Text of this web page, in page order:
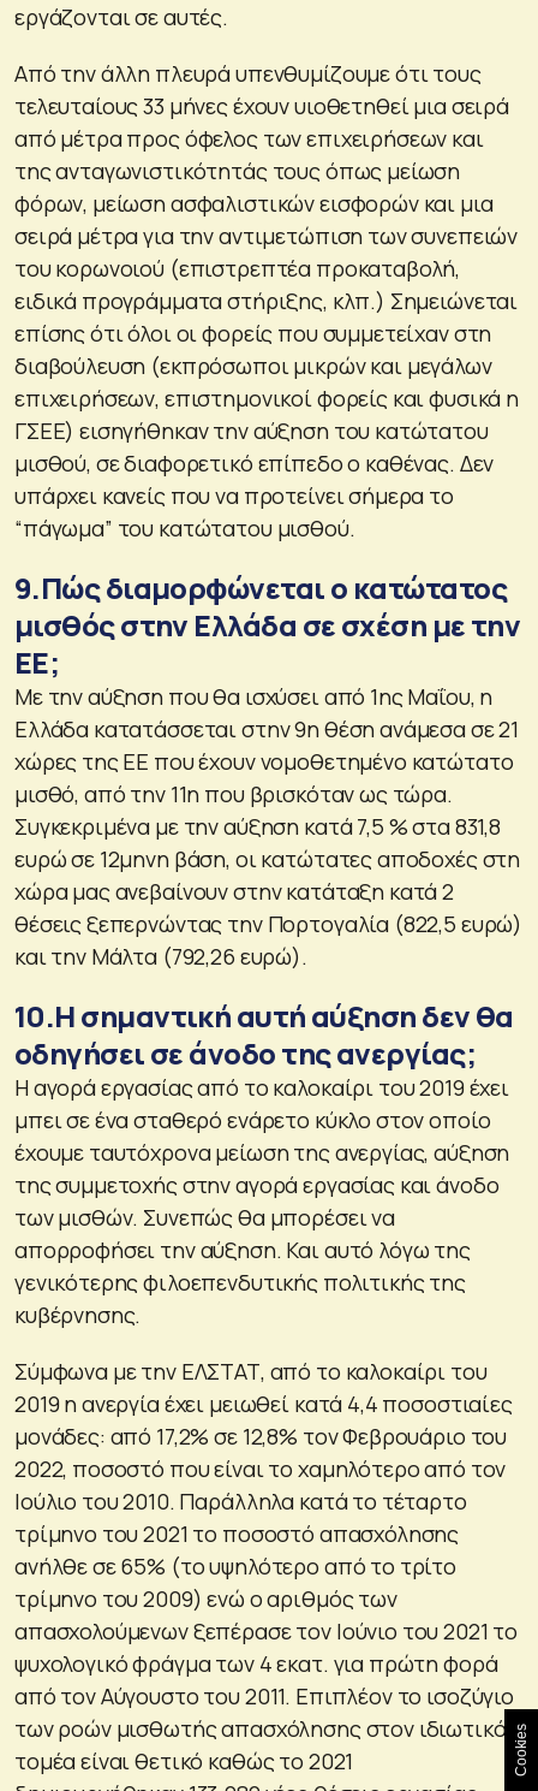
εργάζονται σε αυτές.
Από την άλλη πλευρά υπενθυμίζουμε ότι τους
τελευταίους 33 μήνες έχουν υιοθετηθεί μια σειρά
από μέτρα προς όφελος των επιχειρήσεων και
της ανταγωνιστικότητάς τους όπως μείωση
φόρων, μείωση ασφαλιστικών εισφορών και μια
σειρά μέτρα για την αντιμετώπιση των συνεπειών
του κορωνοιού (επιστρεπτέα προκαταβολή,
ειδικά προγράμματα στήριξης, κλπ.) Σημειώνεται
επίσης ότι όλοι οι φορείς που συμμετείχαν στη
διαβούλευση (εκπρόσωποι μικρών και μεγάλων
επιχειρήσεων, επιστημονικοί φορείς και φυσικά η
ΓΣΕΕ) εισηγήθηκαν την αύξηση του κατώτατου
μισθού, σε διαφορετικό επίπεδο ο καθένας. Δεν
υπάρχει κανείς που να προτείνει σήμερα το
“πάγωμα” του κατώτατου μισθού.
9.Πώς διαμορφώνεται ο κατώτατος
μισθός στην Ελλάδα σε σχέση με την
ΕΕ;
Με την αύξηση που θα ισχύσει από 1ης Μαΐου, η
Ελλάδα κατατάσσεται στην 9η θέση ανάμεσα σε 21
χώρες της ΕΕ που έχουν νομοθετημένο κατώτατο
μισθό, από την 11η που βρισκόταν ως τώρα.
Συγκεκριμένα με την αύξηση κατά 7,5 % στα 831,8
ευρώ σε 12μηνη βάση, οι κατώτατες αποδοχές στη
χώρα μας ανεβαίνουν στην κατάταξη κατά 2
θέσεις ξεπερνώντας την Πορτογαλία (822,5 ευρώ)
και την Μάλτα (792,26 ευρώ).
10.Η σημαντική αυτή αύξηση δεν θα
οδηγήσει σε άνοδο της ανεργίας;
Η αγορά εργασίας από το καλοκαίρι του 2019 έχει
μπει σε ένα σταθερό ενάρετο κύκλο στον οποίο
έχουμε ταυτόχρονα μείωση της ανεργίας, αύξηση
της συμμετοχής στην αγορά εργασίας και άνοδο
των μισθών. Συνεπώς θα μπορέσει να
απορροφήσει την αύξηση. Και αυτό λόγω της
γενικότερης φιλοεπενδυτικής πολιτικής της
κυβέρνησης.
Σύμφωνα με την ΕΛΣΤΑΤ, από το καλοκαίρι του
2019 η ανεργία έχει μειωθεί κατά 4,4 ποσοστιαίες
μονάδες: από 17,2% σε 12,8% τον Φεβρουάριο του
2022, ποσοστό που είναι το χαμηλότερο από τον
Ιούλιο του 2010. Παράλληλα κατά το τέταρτο
τρίμηνο του 2021 το ποσοστό απασχόλησης
ανήλθε σε 65% (το υψηλότερο από το τρίτο
τρίμηνο του 2009) ενώ ο αριθμός των
απασχολούμενων ξεπέρασε τον Ιούνιο του 2021 το
ψυχολογικό φράγμα των 4 εκατ. για πρώτη φορά
από τον Αύγουστο του 2011. Επιπλέον το ισοζύγιο
των ροών μισθωτής απασχόλησης στον ιδιωτικό
τομέα είναι θετικό καθώς το 2021
Cookies